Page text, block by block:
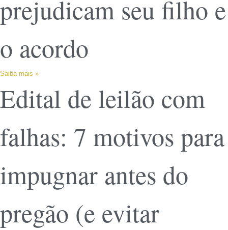
prejudicam seu filho e
o acordo
Saiba mais »
Edital de leilão com
falhas: 7 motivos para
impugnar antes do
pregão (e evitar